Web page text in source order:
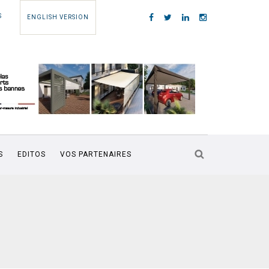
ENGLISH VERSION
EDITOS VOS PARTENAIRES